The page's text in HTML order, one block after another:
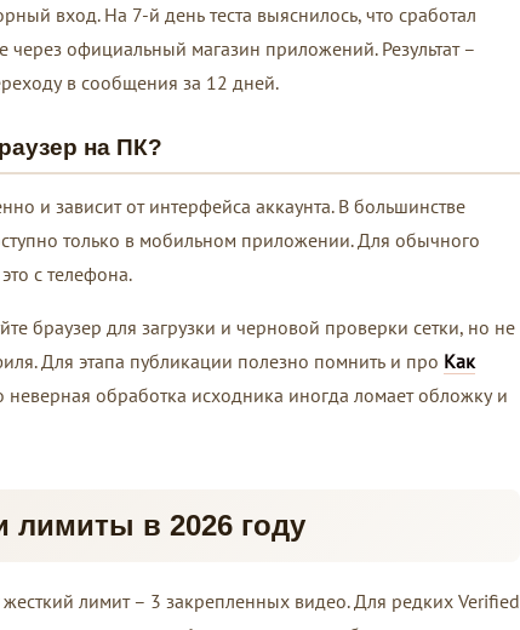
вход. На 7-й день теста выяснилось, что сработал
официальный магазин приложений. Результат –
в сообщения за 12 дней.
на ПК?
и зависит от интерфейса аккаунта. В большинстве
только в мобильном приложении. Для обычного
с телефона.
браузер для загрузки и черновой проверки сетки, но не
Для этапа публикации полезно помнить и про Как
неверная обработка исходника иногда ломает обложку и
лимиты в 2026 году
жесткий лимит – 3 закрепленных видео. Для редких Verified